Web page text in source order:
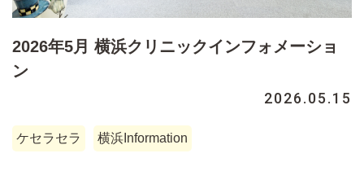
2026年5月 横浜クリニックインフォメーショ
ン
2026.05.15
ケセラセラ 横浜Information